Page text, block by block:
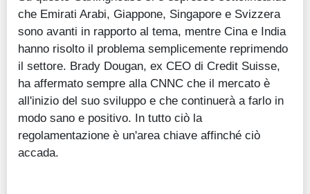
che Emirati Arabi, Giappone, Singapore e Svizzera
sono avanti in rapporto al tema, mentre Cina e India
hanno risolto il problema semplicemente reprimendo
il settore. Brady Dougan, ex CEO di Credit Suisse,
ha affermato sempre alla CNNC che il mercato è
all'inizio del suo sviluppo e che continuerà a farlo in
modo sano e positivo. In tutto ciò la
regolamentazione è un'area chiave affinché ciò
accada.